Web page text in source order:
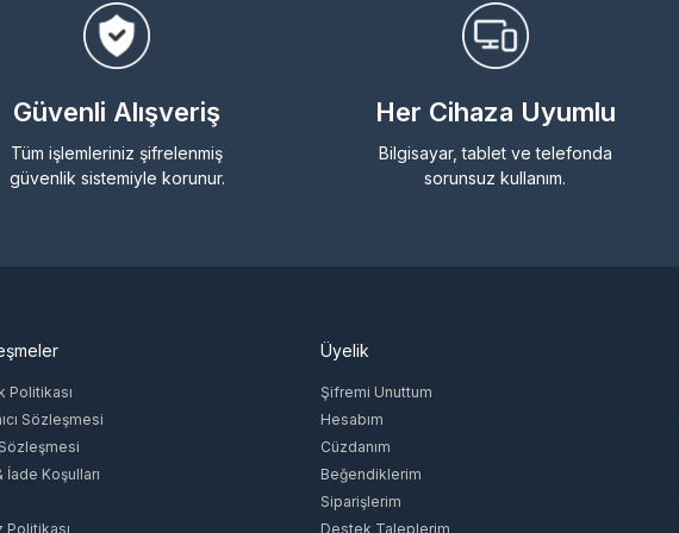
Güvenli Alışveriş
Tüm işlemleriniz şifrelenmiş
güvenlik sistemiyle korunur.
Her Cihaza Uyumlu
Bilgisayar, tablet ve telefonda
sorunsuz kullanım.
Politikası
Sözleşmesi
Sözleşmesi
İade Koşulları
Politikası
Üyelik
Şifremi Unuttum
Hesabım
Cüzdanım
Beğendiklerim
Siparişlerim
Destek Taleplerim